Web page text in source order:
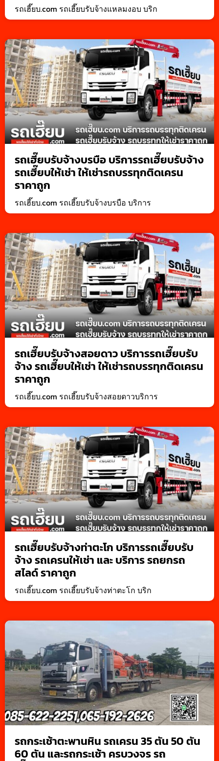
รถเฮี๊ยบ.com รถเฮี๊ยบรับจ้างแหลมงอบ บริก
รถเฮี๊ยบรับจ้างบรบือ บริการรถเฮี๊ยบรับจ้าง
รถเฮี๊ยบให้เช่า ให้เช่ารถบรรทุกติดเครน
ราคาถูก
รถเฮี๊ยบ.com รถเฮี๊ยบรับจ้างบรบือ บริการ
รถเฮี๊ยบรับจ้างสอยดาว บริการรถเฮี๊ยบรับ
จ้าง รถเฮี๊ยบให้เช่า ให้เช่ารถบรรทุกติดเครน
ราคาถูก
รถเฮี๊ยบ.com รถเฮี๊ยบรับจ้างสอยดาวบริการ
รถเฮี๊ยบรับจ้างท่าตะโก บริการรถเฮี๊ยบรับ
จ้าง รถเครนให้เช่า และ บริการ รถยกรถ
สไลด์ ราคาถูก
รถเฮี๊ยบ.com รถเฮี๊ยบรับจ้างท่าตะโก บริก
รถกระเช้าตะพานหิน รถเครน 35 ตัน 50 ตัน
60 ตัน และรถกระเช้า ครบวงจร รถ